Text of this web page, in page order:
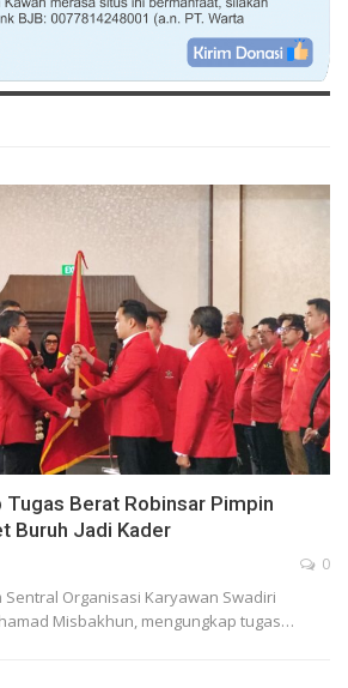
Tugas Berat Robinsar Pimpin
Buruh Jadi Kader
0
Sentral Organisasi Karyawan Swadiri
Misbakhun, mengungkap tugas…